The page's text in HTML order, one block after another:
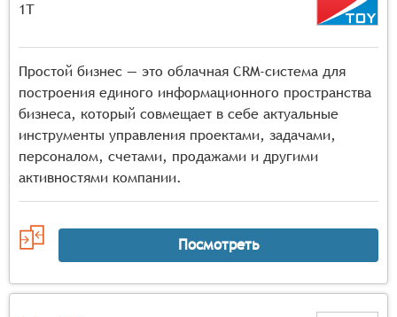
1Т
Простой бизнес — это облачная CRM-система для
построения единого информационного пространства
бизнеса, который совмещает в себе актуальные
инструменты управления проектами, задачами,
персоналом, счетами, продажами и другими
активностями компании.
Посмотреть